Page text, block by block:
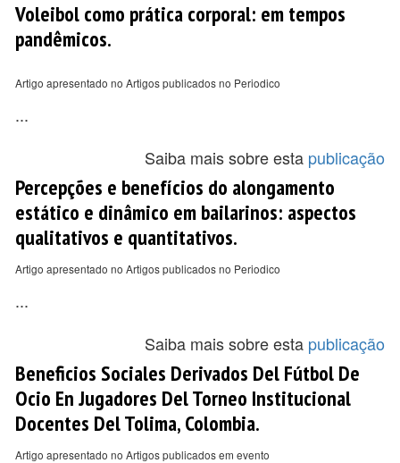
Voleibol como prática corporal: em tempos
pandêmicos.
Artigo apresentado no Artigos publicados no Periodico
...
Saiba mais sobre esta publicação
Percepções e benefícios do alongamento
estático e dinâmico em bailarinos: aspectos
qualitativos e quantitativos.
Artigo apresentado no Artigos publicados no Periodico
...
Saiba mais sobre esta publicação
Beneficios Sociales Derivados Del Fútbol De
Ocio En Jugadores Del Torneo Institucional
Docentes Del Tolima, Colombia.
Artigo apresentado no Artigos publicados em evento